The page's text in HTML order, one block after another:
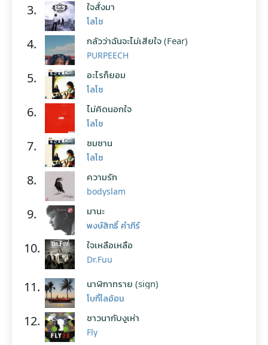
3. ใจสั่งมา
โลโซ
4. กลัวว่าฉันจะไม่เสียใจ (Fear)
PURPEECH
5. อะไรก็ยอม
โลโซ
6. ไม่คิดนอกใจ
โลโซ
7. ซมซาน
โลโซ
8. ความรัก
bodyslam
9. มานะ
พงษ์สิทธิ์ คำภีร์
10. ใจเหลือเหลือ
Dr.Fuu
11. นาฬิกาทราย (sign)
โบกี้ไลอ้อน
12. ชาวนากับงูเห่า
Fly